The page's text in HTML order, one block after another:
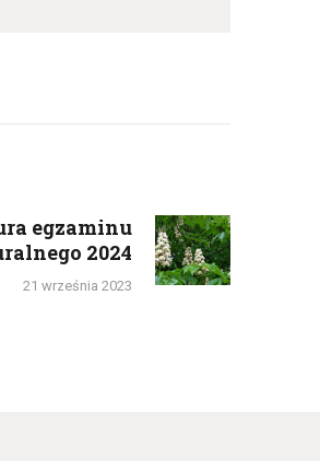
Next
post:
egzaminu
2024
21 września 2023